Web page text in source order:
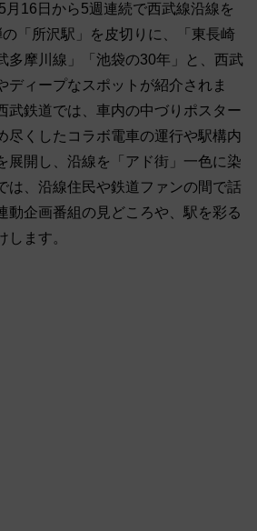
月16日から5週連続で西武線沿線を
「所沢駅」を皮切りに、「東長崎
多摩川線」「池袋の30年」と、西武
ディープなスポットが紹介されま
武鉄道では、車内の中づりポスター
尽くしたコラボ電車の運行や駅構内
展開し、沿線を「アド街」一色に染
は、沿線住民や鉄道ファンの間で話
動企画番組の見どころや、駅を彩る
します。